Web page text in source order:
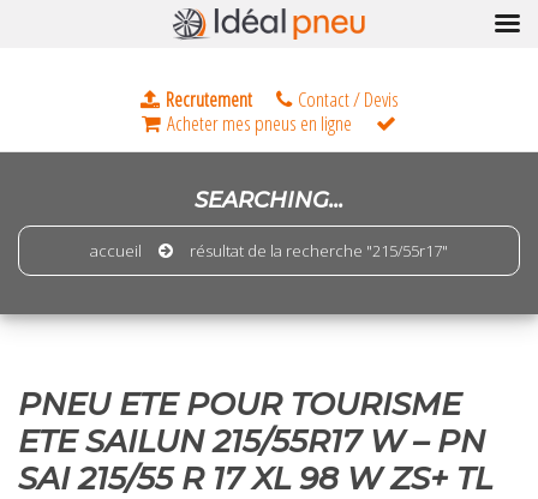
SEARCHING...
accueil résultat de la recherche "215/55r17"
PNEU ETE POUR TOURISME
ETE SAILUN 215/55R17 W – PN
SAI 215/55 R 17 XL 98 W ZS+ TL